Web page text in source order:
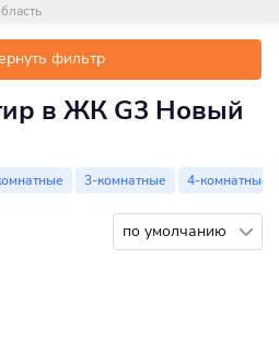
фильтр
в ЖК G3 Новый
3-комнатные 4-комнатные
по умолчанию